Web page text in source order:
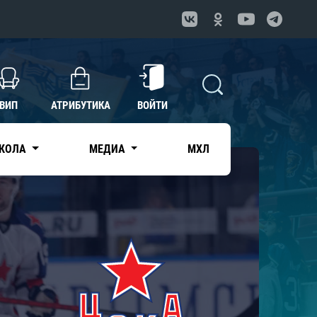
ВИП АТРИБУТИКА ВОЙТИ
МЕДИА МХЛ